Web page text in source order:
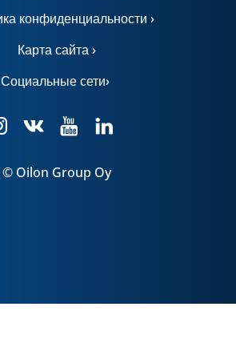
конфиденциальности ›
Карта сайта ›
Социальные сети›
© Oilon Group Oy